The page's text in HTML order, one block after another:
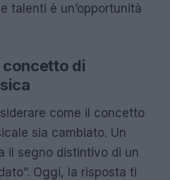
talenti è un’opportunità
concetto di
come il concetto
sia cambiato. Un
il segno distintivo di un
Oggi, la risposta ti